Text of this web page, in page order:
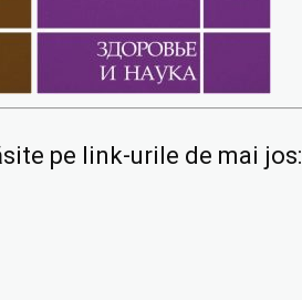
pe link-urile de mai jos: